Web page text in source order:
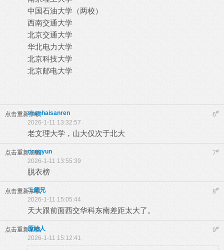
中国石油大学（两校）
西南交通大学
北京交通大学
华北电力大学
北京科技大学
北京邮电大学
点击重新加载 6#
shanhaisanren
2026-1-11 13:32:57
老文理大学，山大仅次于北大
点击重新加载 7#
congyun
2026-1-11 13:55:39
脱衣榜
点击重新加载 8#
二师兄
2026-1-11 15:05:44
天大跟前面西交华科东南差距太大了。
点击重新加载 9#
原始人
2026-1-11 15:12:41